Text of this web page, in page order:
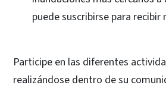
puede suscribirse para recibir
Participe en las diferentes
realizándose dentro de su